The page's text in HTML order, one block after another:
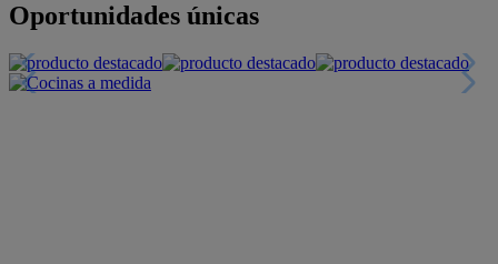
Oportunidades únicas